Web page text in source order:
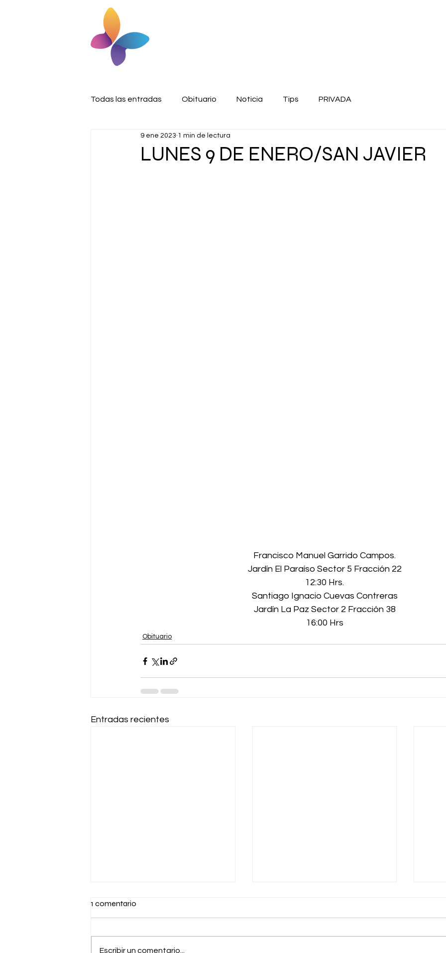
Todas las entradas Obituario Noticia Tips PRIVADA
LUNES 9 DE ENERO/SAN JAVIER
9 ene 2023 1 min de lectura
Francisco Manuel Garrido Campos.
Jardín El Paraíso Sector 5 Fracción 22
12:30 Hrs.
Santiago Ignacio Cuevas Contreras
Jardín La Paz Sector 2 Fracción 38
16:00 Hrs
Obituario
Entradas recientes
1 comentario
Escribir un comentario...